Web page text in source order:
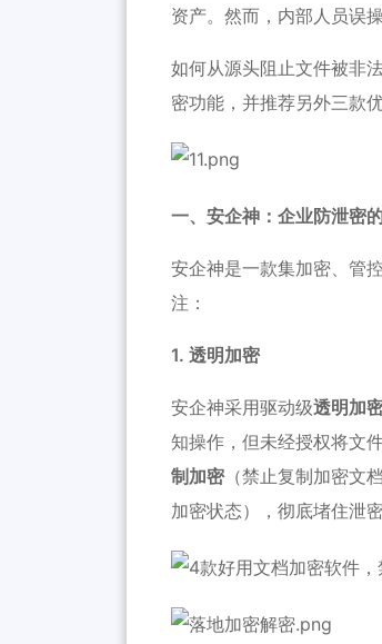
资产。然而，内部人员误
如何从源头阻止文件被非
密功能，并推荐另外三款
一、安企神 ：企业防泄密
安企神是一款集加密、管
注：
1. 透明加密
安企神采用驱动级透明加
知操作，但未经授权将文
制加密（禁止复制加密文
加密状态），彻底堵住泄密